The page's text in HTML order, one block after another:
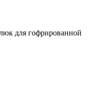
для гофрированной